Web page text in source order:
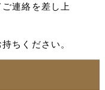
連絡を差し上
ちください。